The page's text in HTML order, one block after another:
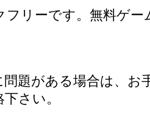
フリーです。無料ゲー
題がある場合は、お
さい。